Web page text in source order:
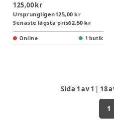
125,00 kr
Ursprungligen125,00 kr
Senaste lägsta pris62,50 kr
Online 1 butik
Sida 1av1 | 18
1